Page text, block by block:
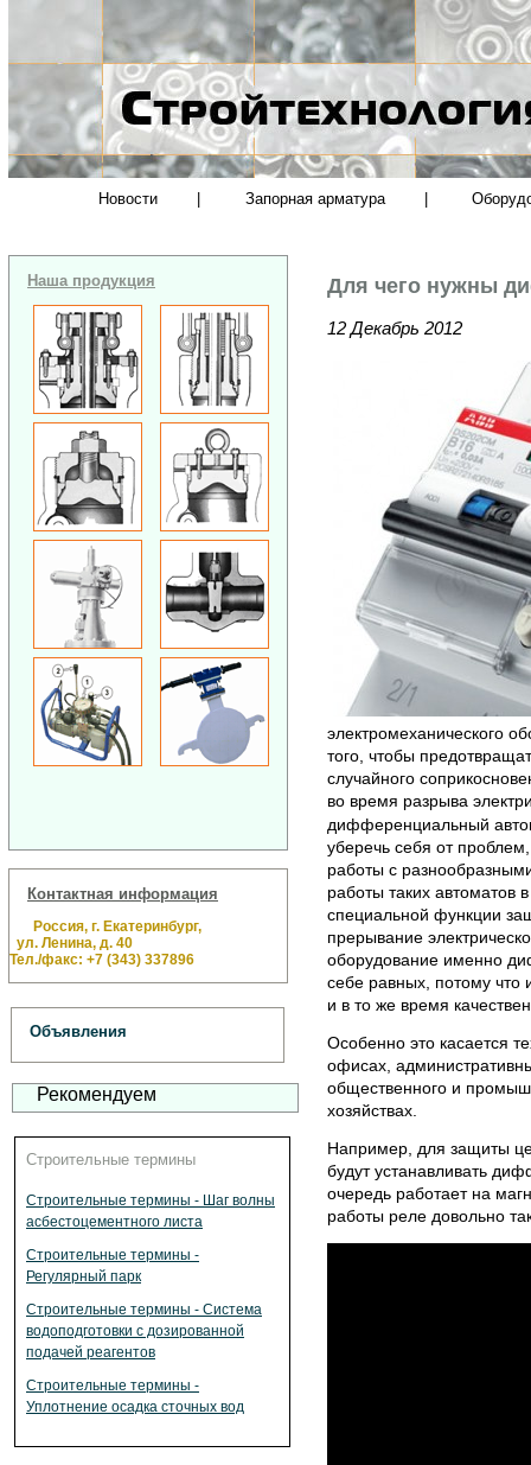
Новости Запорная арматура
Наша продукция
Контактная информация
Россия, г. Екатеринбург,
ул. Ленина, д. 40
Тел./факс: +7 (343) 337896
Объявления
Рекомендуем
Строительные термины
Строительные термины - Шаг волны
асбестоцементного листа
Строительные термины -
Регулярный парк
Строительные термины - Система
водоподготовки с дозированной
подачей реагентов
Строительные термины -
Уплотнение осадка сточных вод
Для чего нужны
12 Декабрь 2012
электромеханического
того, чтобы
случайного
во время разрыва
дифференциальный
уберечь себя от
работы с
работы таких автоматов
специальной функции
прерывание
оборудование именно
себе равных, потому
и в то же время
Особенно это касается
офисах,
общественного и
хозяйствах.
Например, для защиты
будут устанавливать
очередь работает на
работы реле довольно